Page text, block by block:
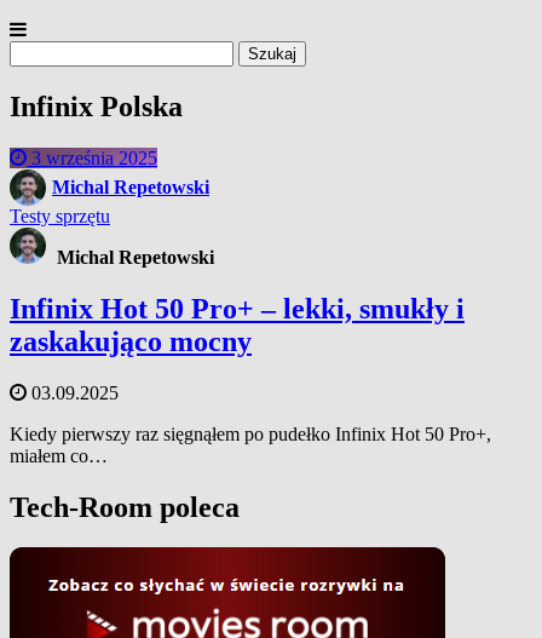
Infinix Polska
3 września 2025
Michal Repetowski
Testy sprzętu
Michal Repetowski
Infinix Hot 50 Pro+ – lekki, smukły i
zaskakująco mocny
03.09.2025
Kiedy pierwszy raz sięgnąłem po pudełko Infinix Hot 50 Pro+,
miałem co…
Tech-Room poleca